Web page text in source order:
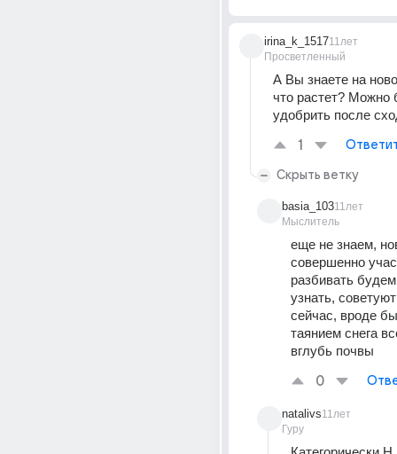
irina_k_1517
Просветленный
11лет
А Вы знаете на
что растет? Можно
удобрить после
1
Скрыть ветку
basia_103
Мыслитель
11лет
еще не знаем,
совершенно
разбивать
узнать,
сейчас, вроде
таянием снега
вглубь почвы
0
natalivs
Гуру
11лет